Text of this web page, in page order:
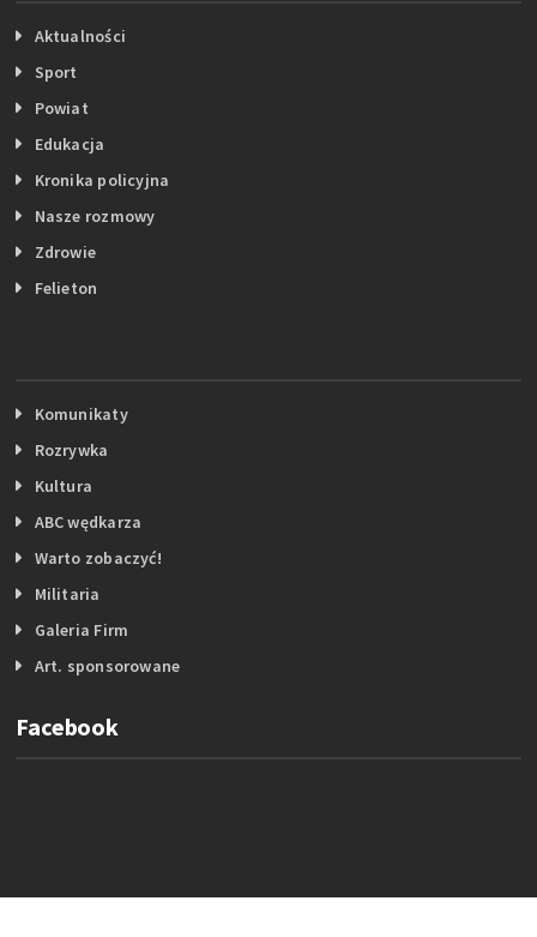
Aktualności
Sport
Powiat
Edukacja
Kronika policyjna
Nasze rozmowy
Zdrowie
Felieton
Komunikaty
Rozrywka
Kultura
ABC wędkarza
Warto zobaczyć!
Militaria
Galeria Firm
Art. sponsorowane
Facebook